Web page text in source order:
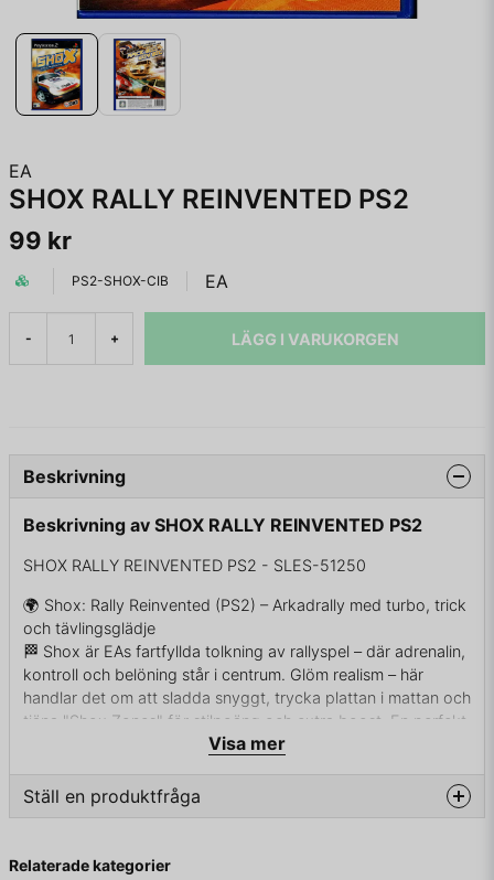
EA
SHOX RALLY REINVENTED PS2
99 kr
PS2-SHOX-CIB EA
- + LÄGG I VARUKORGEN
Beskrivning
Beskrivning av SHOX RALLY REINVENTED PS2
SHOX RALLY REINVENTED PS2 - SLES-51250
🌍 Shox: Rally Reinvented (PS2) – Arkadrally med turbo, trick
och tävlingsglädje
🏁 Shox är EAs fartfyllda tolkning av rallyspel – där adrenalin,
kontroll och belöning står i centrum. Glöm realism – här
handlar det om att sladda snyggt, trycka plattan i mattan och
tjäna "Shox Zones" för stilpoäng och extra boost. En perfekt
blandning av arkadkänsla och rallyaction.
Lancia, Peugeot m.fl. och tävla genom öknar, skogar och
stadsmiljöer i snabba, intensiva race med en stor dos
🎮 Plattform: PlayStation 2
Visa mer
Ställ en produktfråga
Fråga oss något om denna produkten...
Relaterade kategorier